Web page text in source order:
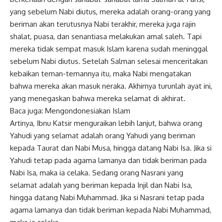
yang sebelum Nabi diutus, mereka adalah orang-orang yang
beriman akan terutusnya Nabi terakhir, mereka juga rajin
shalat, puasa, dan senantiasa melakukan amal saleh. Tapi
mereka tidak sempat masuk Islam karena sudah meninggal
sebelum Nabi diutus. Setelah Salman selesai menceritakan
kebaikan teman-temannya itu, maka Nabi mengatakan
bahwa mereka akan masuk neraka. Akhirnya turunlah ayat ini,
yang menegaskan bahwa mereka selamat di akhirat.
Baca juga: Mengondonesiakan Islam
Artinya, Ibnu Katsir menguraikan lebih lanjut, bahwa orang
Yahudi yang selamat adalah orang Yahudi yang beriman
kepada Taurat dan Nabi Musa, hingga datang Nabi Isa. Jika si
Yahudi tetap pada agama lamanya dan tidak beriman pada
Nabi Isa, maka ia celaka. Sedang orang Nasrani yang
selamat adalah yang beriman kepada Injil dan Nabi Isa,
hingga datang Nabi Muhammad. Jika si Nasrani tetap pada
agama lamanya dan tidak beriman kepada Nabi Muhammad,